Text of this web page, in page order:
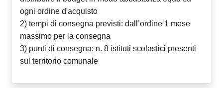
ogni ordine d'acquisto
2) tempi di consegna previsti: dall’ordine 1 mese
massimo per la consegna
3) punti di consegna: n. 8 istituti scolastici presenti
sul territorio comunale